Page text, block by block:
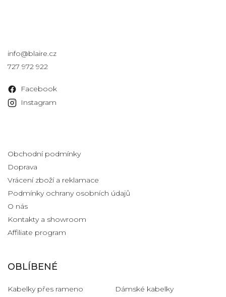
info@blaire.cz
727 972 922
Facebook
Instagram
Obchodní podmínky
Doprava
Vrácení zboží a reklamace
Podmínky ochrany osobních údajů
O nás
Kontakty a showroom
Affiliate program
OBLÍBENÉ
Kabelky přes rameno
Dámské kabelky